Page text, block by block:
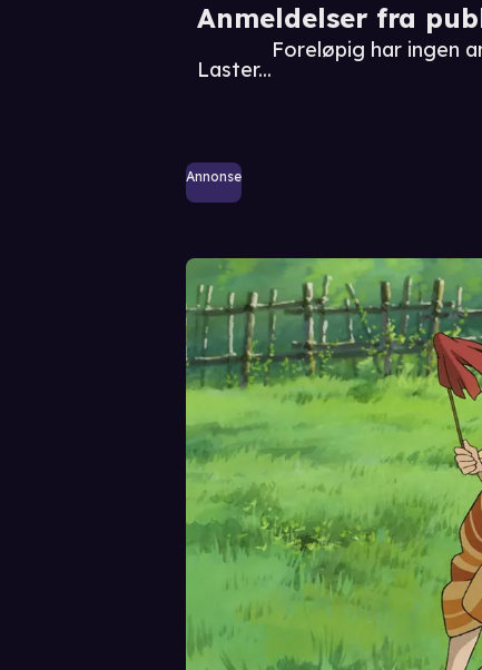
Anmeldelser fra
Laster...
Foreløpig har ingen
Annonse